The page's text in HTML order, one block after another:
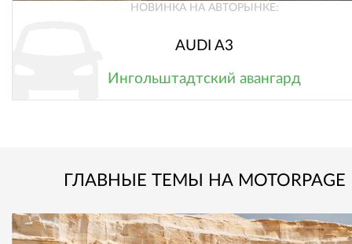
НОВИНКА НА АВТОРЫНКЕ:
AUDI A3
Ингольштадтский авангард
ГЛАВНЫЕ ТЕМЫ НА MOTORPAGE